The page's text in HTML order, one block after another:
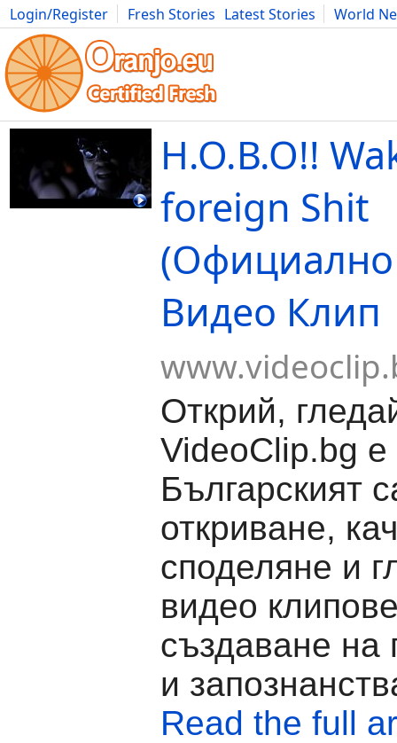
Login/Register Fresh Stories Latest Stories
World
Movies Anime Music Art Cars Advice Science
H.O.В.О!!
foreign Shit
Видео Клип
Открий,
VideoClip.bg е
Българският
откриване,
споделяне и
видео
създаване на
и
Read the full